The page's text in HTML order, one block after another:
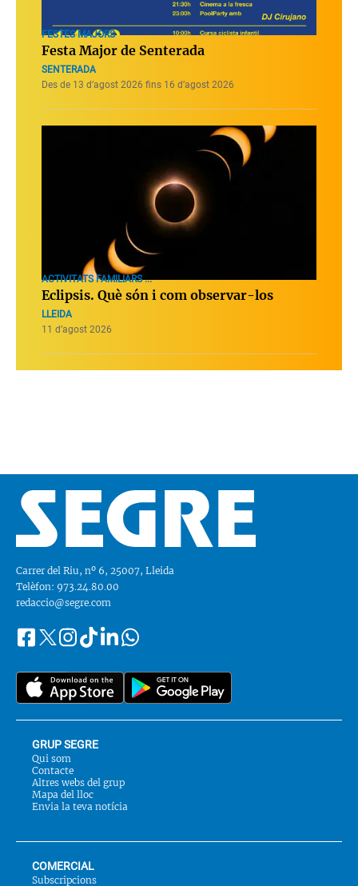
FESTES MAJORS
Festa Major de Senterada
SENTERADA
Des de 13 d’agost 2026 fins 16 d’agost 2026
ACTIVITATS FAMILIARS ...
Eclipsis. Què són i com observar-los
LLEIDA
11 d’agost 2026
Carrer del Riu, nº 6, 25007, Lleida
Telèfon: 973.24.80.00
redaccio@segre.com
Segueix-
a::
FacebookInstagram
TiktokLinkedinWhatsapp
GRUP SEGRE
Qui som
Contacte
Altres webs del grup
Mapa del lloc
Envia la teva notícia
COMERCIAL
Subscripcions